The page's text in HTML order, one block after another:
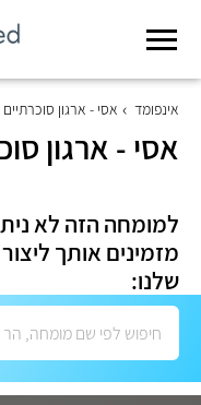
אינפומד אסי - ארגון
אסי - ארגון
למומחה הזה לא
מזמינים אותך
שלנו: